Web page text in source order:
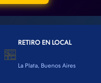
🏪
RETIRO EN LOCAL
La Plata, Buenos Aires